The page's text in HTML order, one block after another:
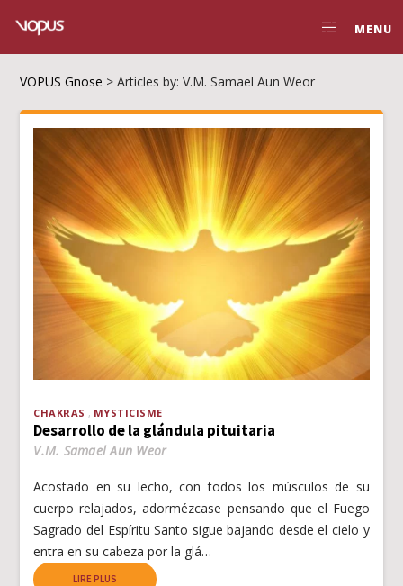
MENU
VOPUS Gnose >Articles by: V.M. Samael Aun Weor
CHAKRAS MYSTICISME
Desarrollo de la glándula pituitaria
V.M. Samael Aun Weor
Acostado en su lecho, con todos los músculos de su
cuerpo relajados, adormézcase pensando que el Fuego
Sagrado del Espíritu Santo sigue bajando desde el cielo y
entra en su cabeza por la glá…
LIRE PLUS